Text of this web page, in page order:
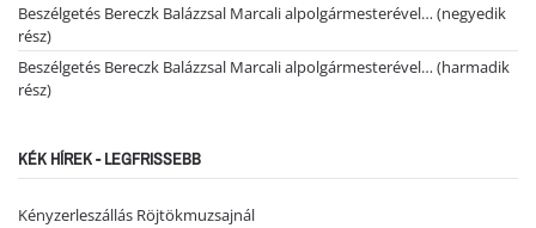
Beszélgetés Bereczk Balázzsal Marcali alpolgármesterével… (negyedik
rész)
Beszélgetés Bereczk Balázzsal Marcali alpolgármesterével… (harmadik
rész)
KÉK HÍREK - LEGFRISSEBB
Kényzerleszállás Röjtökmuzsajnál